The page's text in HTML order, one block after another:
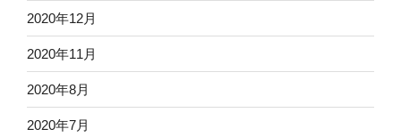
2020年12月
2020年11月
2020年8月
2020年7月